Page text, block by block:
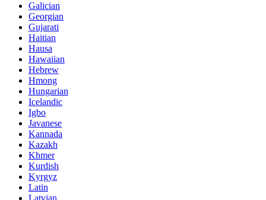
Galician
Georgian
Gujarati
Haitian
Hausa
Hawaiian
Hebrew
Hmong
Hungarian
Icelandic
Igbo
Javanese
Kannada
Kazakh
Khmer
Kurdish
Kyrgyz
Latin